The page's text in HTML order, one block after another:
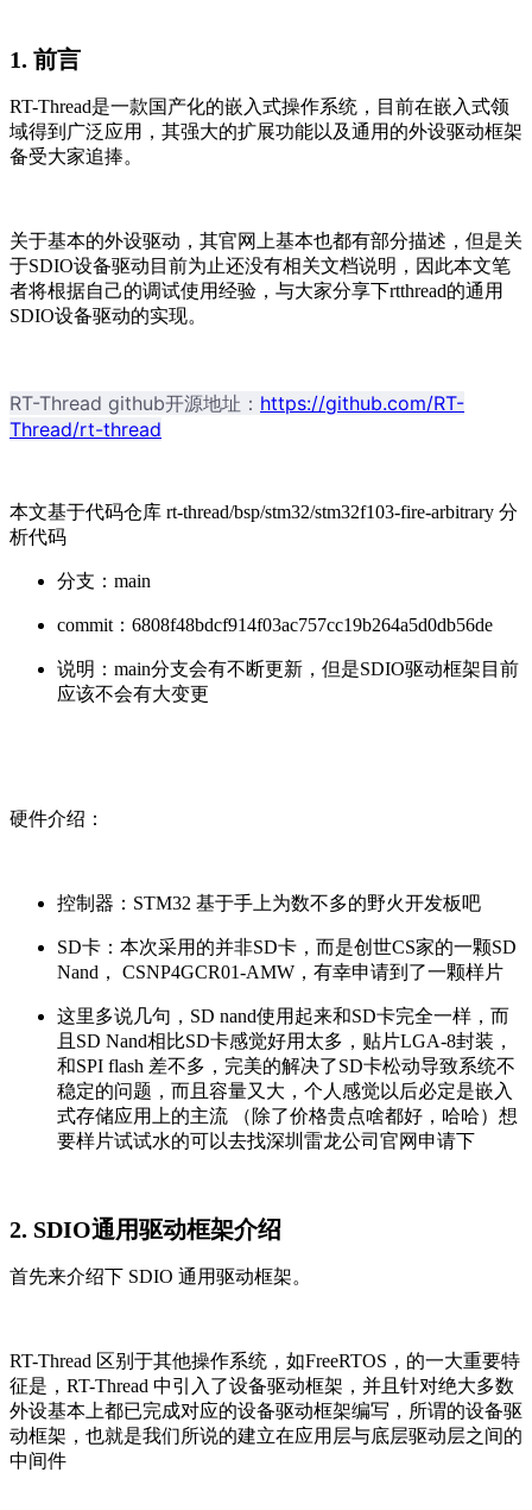
1. 前言
RT-Thread是一款国产化的嵌入式操作系统，目前在嵌入式领
域得到广泛应用，其强大的扩展功能以及通用的外设驱动框架
备受大家追捧。
关于基本的外设驱动，其官网上基本也都有部分描述，但是关
于SDIO设备驱动目前为止还没有相关文档说明，因此本文笔
者将根据自己的调试使用经验，与大家分享下rtthread的通用
SDIO设备驱动的实现。
RT-Thread github开源地址： https://github.com/RT-
Thread/rt-thread
本文基于代码仓库 rt-thread/bsp/stm32/stm32f103-fire-arbitrary 分
析代码
分支：main
commit：6808f48bdcf914f03ac757cc19b264a5d0db56de
说明：main分支会有不断更新，但是SDIO驱动框架目前
应该不会有大变更
硬件介绍：
控制器：STM32 基于手上为数不多的野火开发板吧
SD卡：本次采用的并非SD卡，而是创世CS家的一颗SD
Nand， CSNP4GCR01-AMW，有幸申请到了一颗样片
这里多说几句，SD nand使用起来和SD卡完全一样，而
且SD Nand相比SD卡感觉好用太多，贴片LGA-8封装，
和SPI flash 差不多，完美的解决了SD卡松动导致系统不
稳定的问题，而且容量又大，个人感觉以后必定是嵌入
式存储应用上的主流 （除了价格贵点啥都好，哈哈）想
要样片试试水的可以去找深圳雷龙公司官网申请下
2. SDIO通用驱动框架介绍
首先来介绍下 SDIO 通用驱动框架。
RT-Thread 区别于其他操作系统，如FreeRTOS，的一大重要特
征是，RT-Thread 中引入了设备驱动框架，并且针对绝大多数
外设基本上都已完成对应的设备驱动框架编写，所谓的设备驱
动框架，也就是我们所说的建立在应用层与底层驱动层之间的
中间件